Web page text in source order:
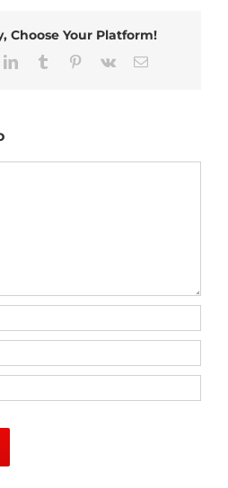
Choose Your Platform!
LinkedInTumblr Pinterest
Vk Email